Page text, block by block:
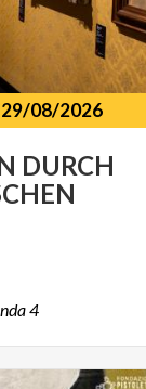
29/08/2026
DURCH
4